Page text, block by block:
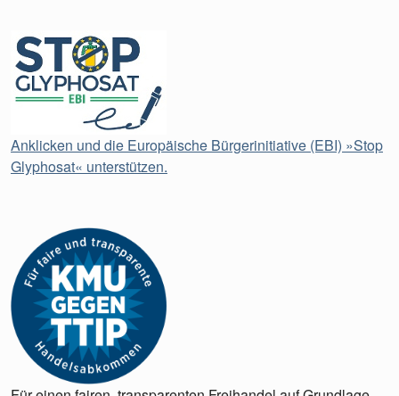
Anklicken und die Europäische Bürgerinitiative (EBI) »Stop
Glyphosat« unterstützen.